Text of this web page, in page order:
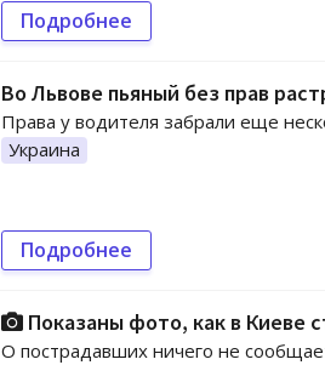
Подробнее
Во Львове пьяный без прав
Права у водителя забрали еще
Украина
Подробнее
Показаны фото, как в Киеве
О пострадавших ничего не